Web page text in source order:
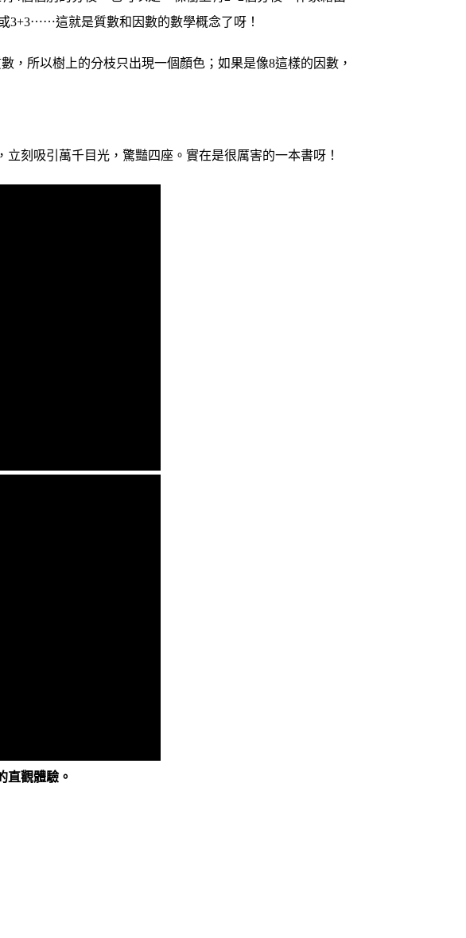
3+3⋯⋯這就是質數和因數的數學概念了呀！
所以樹上的分枝只出現一個顏色；如果是像8這樣的因數，
刻吸引萬千目光，驚豔四座。實在是很厲害的一本書呀！
直觀體驗。